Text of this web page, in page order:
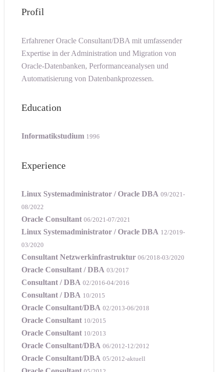
Profil
Erfahrener Oracle Consultant/DBA mit umfassender
Expertise in der Administration und Migration von
Oracle-Datenbanken, Performanceanalysen und
Automatisierung von Datenbankprozessen.
Education
Informatikstudium 1996
Experience
Linux Systemadministrator / Oracle DBA 09/2021-
08/2022
Oracle Consultant 06/2021-07/2021
Linux Systemadministrator / Oracle DBA 12/2019-
03/2020
Consultant Netzwerkinfrastruktur 06/2018-03/2020
Oracle Consultant / DBA 03/2017
Consultant / DBA 02/2016-04/2016
Consultant / DBA 10/2015
Oracle Consultant/DBA 02/2013-06/2018
Oracle Consultant 10/2015
Oracle Consultant 10/2013
Oracle Consultant/DBA 06/2012-12/2012
Oracle Consultant/DBA 05/2012-aktuell